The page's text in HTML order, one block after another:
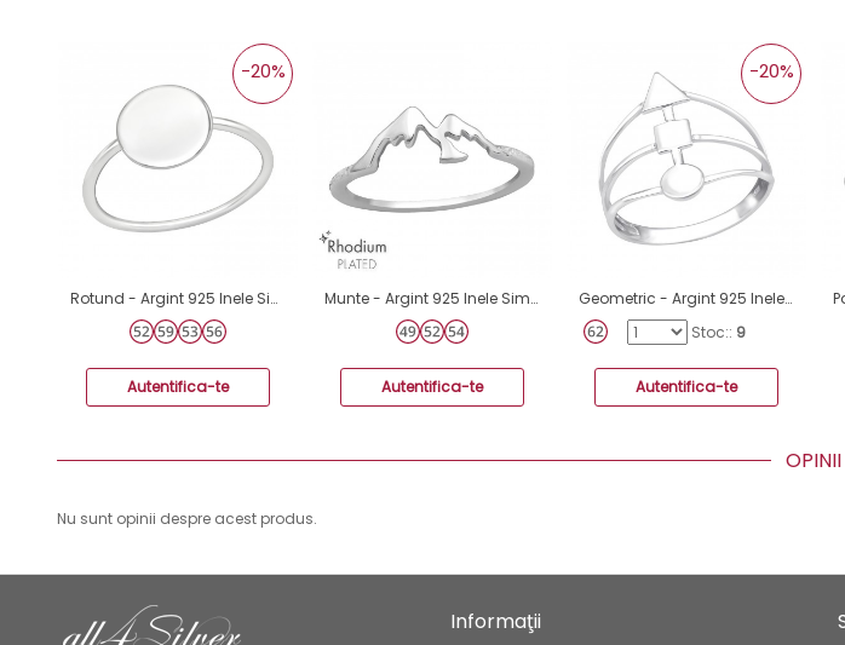
Rotund - Argint 925 Inele Simple A4S39370
-20%
Autentifica-te
Munte - Argint 925 Inele Simple A4S47149
Autentifica-te
Geometric - Argint 925 Inele simple A4S38981
-20%
Stoc:: 9
Autentifica-te
OPINII
Nu sunt opinii despre acest produs.
Informaţii